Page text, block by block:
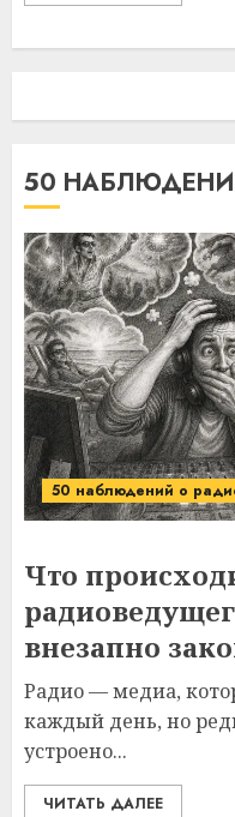
50
50 наблюдений о
Что
внезапно
Радио — медиа,
каждый день, но
устроено...
ЧИТАТЬ ДАЛЕЕ